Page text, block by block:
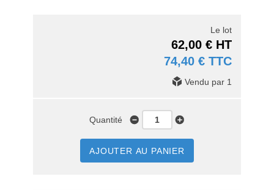
Le lot
62,00 € HT
74,40 € TTC
Vendu par 1
Quantité
AJOUTER AU PANIER